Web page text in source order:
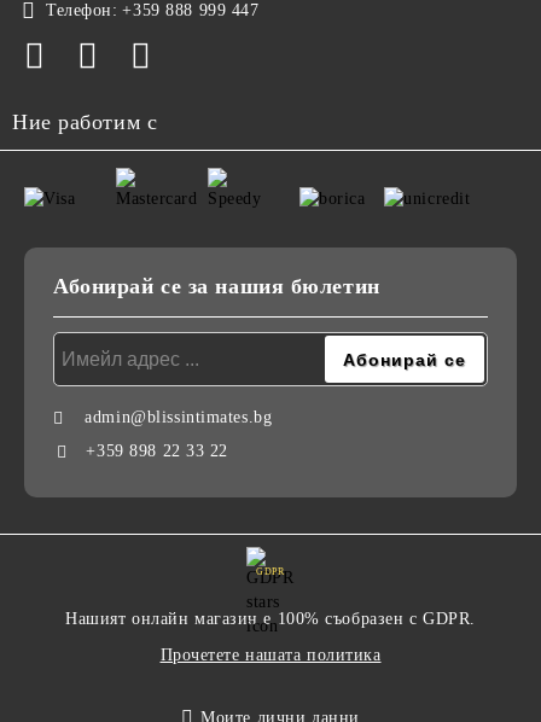
Телефон: +359 888 999 447
Ние работим с
Абонирай се за нашия бюлетин
admin@blissintimates.bg
+359 898 22 33 22
GDPR
Нашият онлайн магазин е 100% съобразен с GDPR.
Прочетете нашата политика
Моите лични данни